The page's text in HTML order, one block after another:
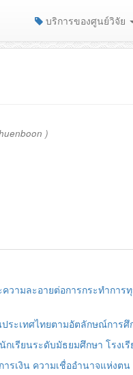
บริการของศูนย์วิจัย
)
วามละอายต่อการกระทำการ
ะเทศไทยตามอัตลักษณ์การศึ
กเรียนระดับมัธยมศึกษา โรงเ
ารเงิน ความเชื่ออำนาจแห่งต